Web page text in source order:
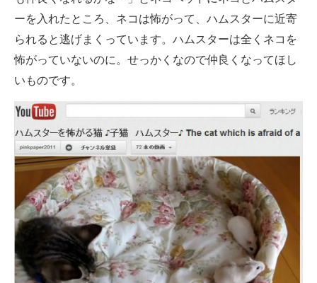
企業向けIT製品の総合サイト
IT製品の技術・比較・事例
製造業のIT導入・活用を支援
電子設計の基本と応用
エネルギーの専門メディア
建設×テクノロジーの最前線
ちょっと気になるネットの話題
ーを入れたところ、ネコは怖がって、ハムスターに近寄
られると逃げまくっています。ハムスターは全くネコを
怖がっていないのに。せっかくなので仲良くなってほし
いものです。